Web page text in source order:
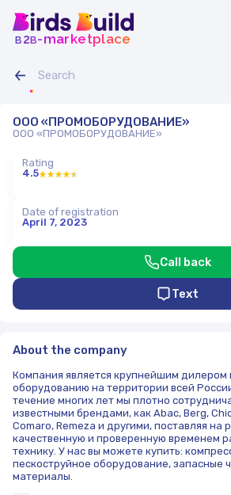
b2b-marketplace
ООО «ПРОМОБОРУДОВАНИЕ»
ООО «ПРОМОБОРУДОВАНИЕ»
Call back
Text
Rating
4.5
Date of registration
April 7, 2023
About the company
Компания является крупнейшим
оборудованию на территории всей
течение многих лет мы плотно
известными брендами, как Abac, Berg,
Comaro, Remeza и другими, поставляя на
качественную и проверенную временем
технику. У нас вы можете купить:
пескоструйное оборудование, запасные
материалы.